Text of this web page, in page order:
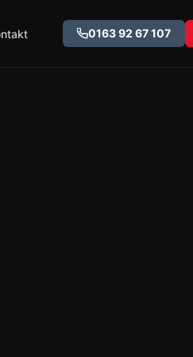
0163 92 67 107